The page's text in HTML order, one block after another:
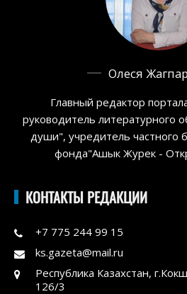
Олеся
Главный редактор
руководитель литературного
души", учредитель частного
фонда"Ашык Журек -
КОНТАКТЫ РЕДАКЦИИ
+7 775 244 99 15
ks.gazeta@mail.ru
Республика Казахстан,
126/3